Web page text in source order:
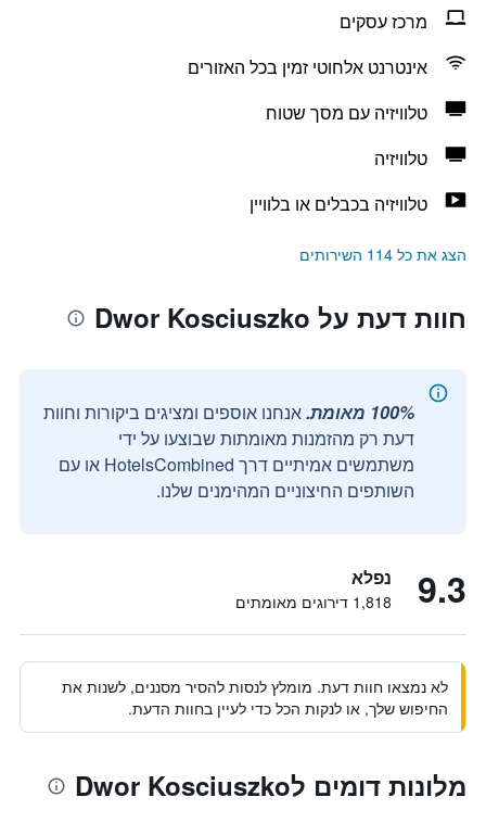
מרכז עסקים
אינטרנט אלחוטי זמין בכל האזורים
טלוויזיה עם מסך שטוח
טלוויזיה
טלוויזיה בכבלים או בלוויין
הצג את כל 114 השירותים
חוות דעת על Dwor Kosciuszko
100% מאומת.
אנחנו אוספים ומציגים ביקורות וחוות
דעת רק מהזמנות מאומתות שבוצעו על ידי
משתמשים אמיתיים דרך HotelsCombined או עם
השותפים החיצוניים המהימנים שלנו.
9.3 נפלא
1,818 דירוגים מאומתים
לא נמצאו חוות דעת. מומלץ לנסות להסיר מסננים, לשנות את
החיפוש שלך, או לנקות הכל כדי לעיין בחוות הדעת.
מלונות דומים לDwor Kosciuszko